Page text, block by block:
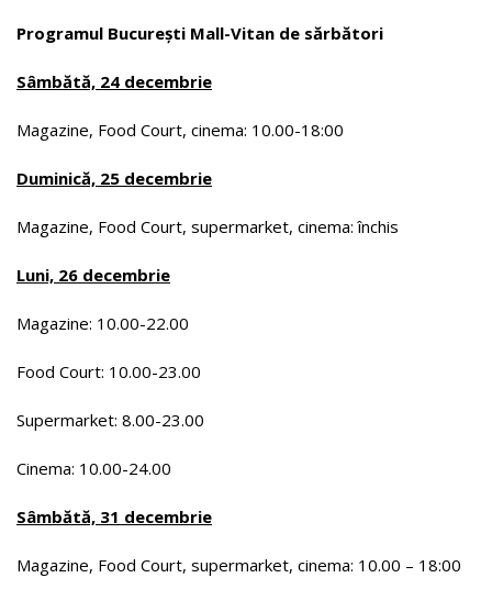
Programul București Mall-Vitan de sărbători
Sâmbătă, 24 decembrie
Magazine, Food Court, cinema: 10.00-18:00
Duminică, 25 decembrie
Magazine, Food Court, supermarket, cinema: închis
Luni, 26 decembrie
Magazine: 10.00-22.00
Food Court: 10.00-23.00
Supermarket: 8.00-23.00
Cinema: 10.00-24.00
Sâmbătă, 31 decembrie
Magazine, Food Court, supermarket, cinema: 10.00 – 18:00